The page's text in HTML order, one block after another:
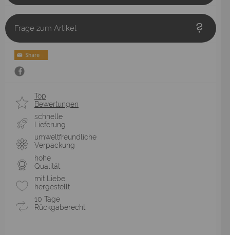
Frage zum Artikel
Top
Bewertungen
schnelle
Lieferung
umweltfreundliche
Verpackung
hohe
Qualität
mit Liebe
hergestellt
10 Tage
Rückgaberecht